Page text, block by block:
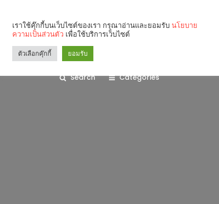
Search Categories
เราใช้คุ๊กกี้บนเว็บไซต์ของเรา กรุณาอ่านและยอมรับ นโยบาย
ความเป็นส่วนตัว เพื่อใช้บริการเว็บไซต์
ตัวเลือกคุ๊กกี้ ยอมรับ